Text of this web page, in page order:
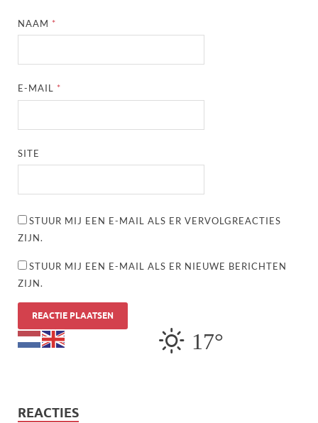
NAAM *
E-MAIL *
SITE
STUUR MIJ EEN E-MAIL ALS ER VERVOLGREACTIES
ZIJN.
STUUR MIJ EEN E-MAIL ALS ER NIEUWE BERICHTEN
ZIJN.
17°
REACTIES